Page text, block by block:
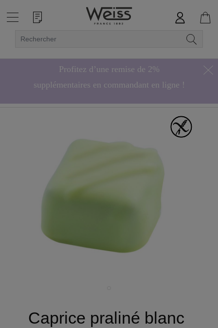
Profitez d’une remise de 2%
supplémentaires en commandant en ligne !
Caprice praliné blanc